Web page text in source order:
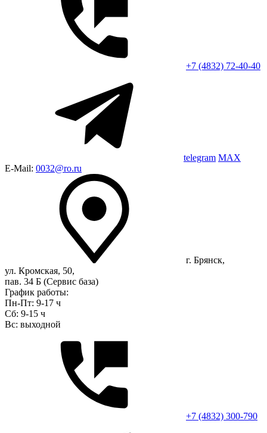
+7 (4832) 72-40-40
telegram MAX
E-Mail: 0032@ro.ru
г. Брянск,
ул. Кромская, 50,
пав. 34 Б (Сервис база)
График работы:
Пн-Пт: 9-17 ч
Сб: 9-15 ч
Вс: выходной
+7 (4832) 300-790